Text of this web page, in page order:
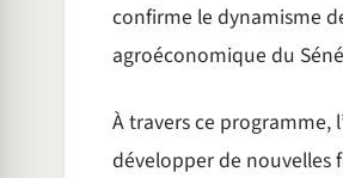
confirme le dynamisme
agroéconomique du
À travers ce
développer de nouvelles